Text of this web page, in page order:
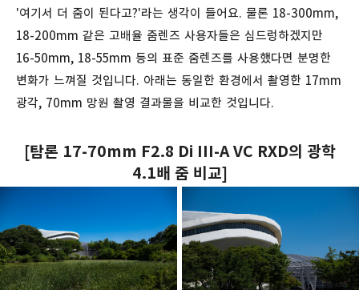
'여기서 더 줌이 된다고?'라는 생각이 들어요. 물론 18-300mm,
18-200mm 같은 고배율 줌렌즈 사용자들은 심드렁하겠지만
16-50mm, 18-55mm 등의 표준 줌렌즈를 사용했다면 분명한
변화가 느껴질 것입니다. 아래는 동일한 환경에서 촬영한 17mm
광각, 70mm 망원 촬영 결과물을 비교한 것입니다.
[탐론 17-70mm F2.8 Di III-A VC RXD의 광학
4.1배 줌 비교]